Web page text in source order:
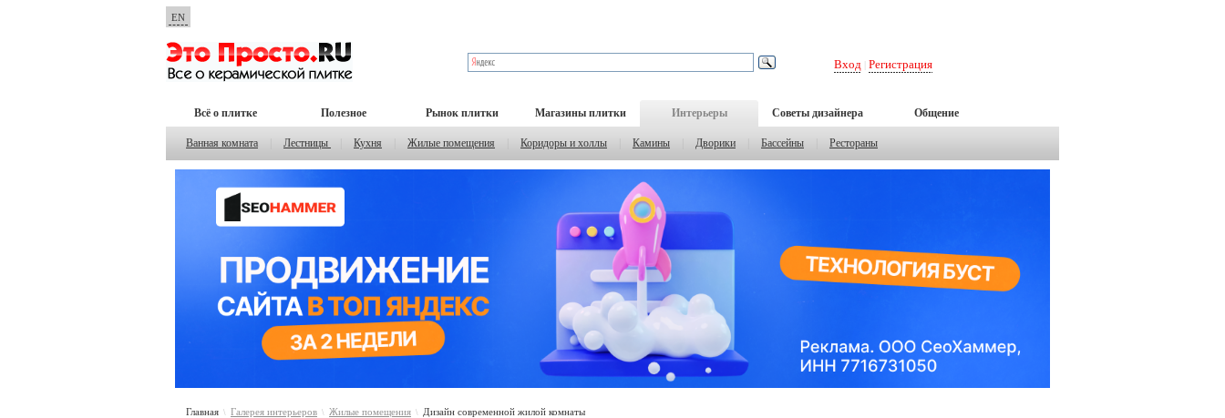
EN
Вход Регистрация
Всё о плитке Полезное Рынок плитки Магазины плитки Интерьеры Советы дизайнера Общение
Ванная комната Лестницы Кухня Жилые помещения Коридоры и холлы Камины Дворики Бассейны Рестораны
Главная \ Галерея интерьеров \ Жилые помещения \ Дизайн современной жилой комнаты